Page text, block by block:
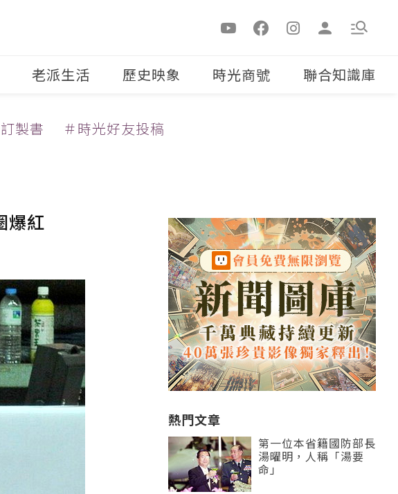
老派生活 歷史映象 時光商號 聯合知識庫
製書 ＃時光好友投稿
爆紅
熱門文章
第一位本省籍國防部長
湯曜明，人稱「湯要
命」